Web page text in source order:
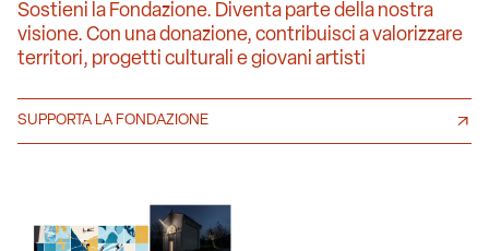
Sostieni la Fondazione. Diventa parte della nostra
visione. Con una donazione, contribuisci a valorizzare
territori, progetti culturali e giovani artisti
SUPPORTA LA FONDAZIONE